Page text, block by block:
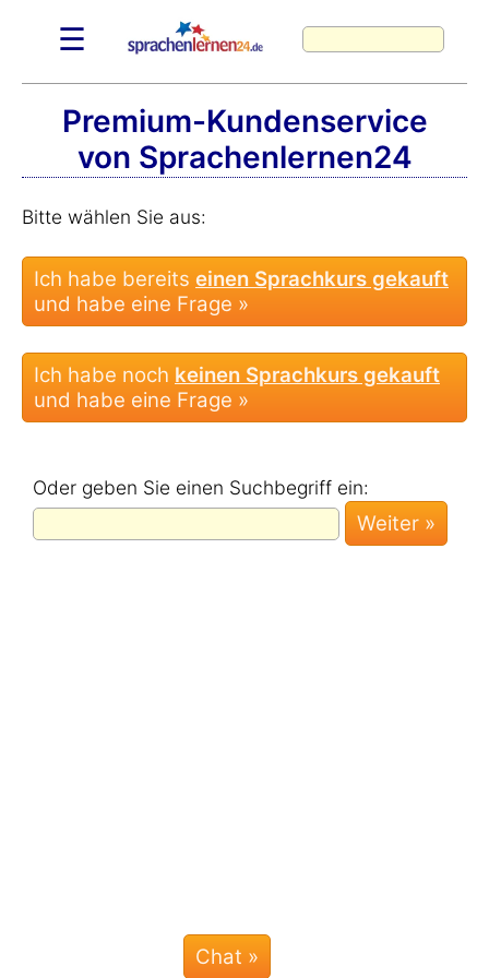
☰
Premium-Kundenservice
von Sprachenlernen24
Bitte wählen Sie aus:
Ich habe bereits einen Sprachkurs gekauft
und habe eine Frage »
Ich habe noch keinen Sprachkurs gekauft
und habe eine Frage »
Oder geben Sie einen Suchbegriff ein:
Weiter »
Chat »